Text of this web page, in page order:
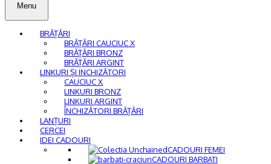
Menu
BRĂȚĂRI
BRĂȚĂRI CAUCIUC X
BRĂȚĂRI BRONZ
BRĂȚĂRI ARGINT
LINKURI ȘI INCHIZĂTORI
CAUCIUC X
LINKURI BRONZ
LINKURI ARGINT
ÎNCHIZĂTORI BRĂȚĂRI
LANȚURI
CERCEI
IDEI CADOURI
CADOURI FEMEI
CADOURI BARBATI